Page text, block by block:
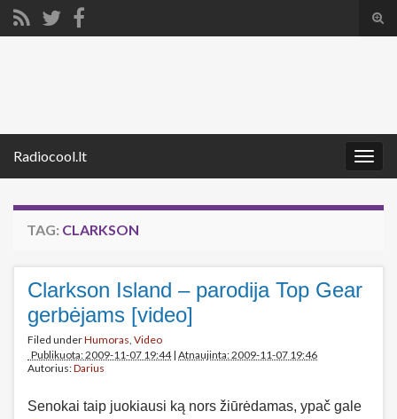
Radiocool.lt
TAG: CLARKSON
Clarkson Island – parodija Top Gear
gerbėjams [video]
Filed underHumoras, Video
Publikuota: 2009-11-07 19:44| Atnaujinta: 2009-11-07 19:46
Autorius:Darius
Senokai taip juokiausi ką nors žiūrėdamas, ypač gale